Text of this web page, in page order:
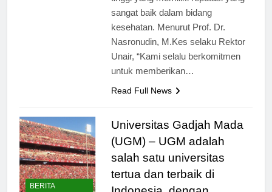
tinggi yang memiliki reputasi yang
sangat baik dalam bidang
kesehatan. Menurut Prof. Dr.
Nasronudin, M.Kes selaku Rektor
Unair, “Kami selalu berkomitmen
Universitas Gadjah Mada
(UGM) – UGM adalah
salah satu universitas
tertua dan terbaik di